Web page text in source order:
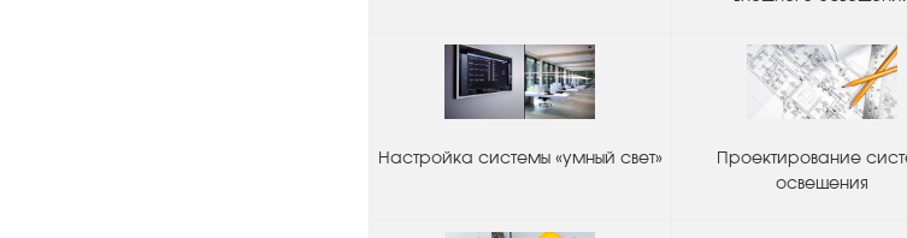
Настройка системы «умный свет»
Проектирование
освещения